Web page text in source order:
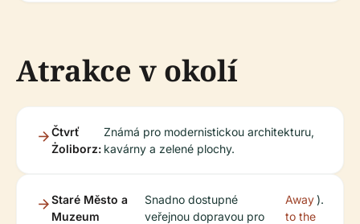
Atrakce v okolí
Čtvrť
Żoliborz:
Známá pro modernistickou architekturu,
kavárny a zelené plochy.
Staré Město a
Muzeum
Snadno dostupné
veřejnou dopravou pro
Away
to the
).